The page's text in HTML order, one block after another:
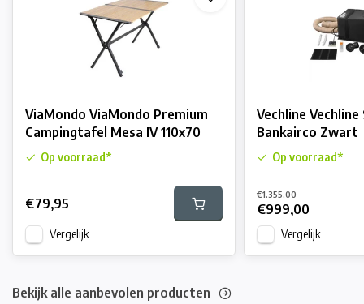
ViaMondo ViaMondo Premium
Campingtafel Mesa IV 110x70
Op voorraad*
€79,95
Vergelijk
Vechline
Bankairco Zwart
Op voorraad*
€1.355,00
€999,00
Vergelijk
Bekijk alle aanbevolen producten